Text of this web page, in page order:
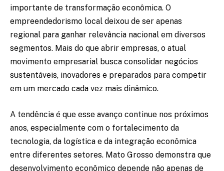
importante de transformação econômica. O
empreendedorismo local deixou de ser apenas
regional para ganhar relevância nacional em diversos
segmentos. Mais do que abrir empresas, o atual
movimento empresarial busca consolidar negócios
sustentáveis, inovadores e preparados para competir
em um mercado cada vez mais dinâmico.
A tendência é que esse avanço continue nos próximos
anos, especialmente com o fortalecimento da
tecnologia, da logística e da integração econômica
entre diferentes setores. Mato Grosso demonstra que
desenvolvimento econômico depende não apenas de